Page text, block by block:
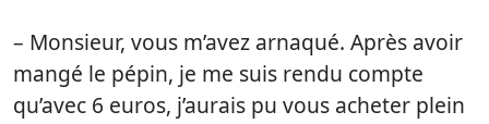
– Monsieur, vous m’avez arnaqué. Après avoir
mangé le pépin, je me suis rendu compte
qu’avec 6 euros, j’aurais pu vous acheter plein